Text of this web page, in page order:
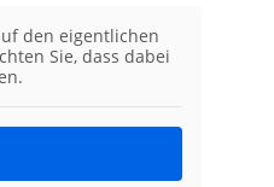
den eigentlichen
Sie, dass dabei